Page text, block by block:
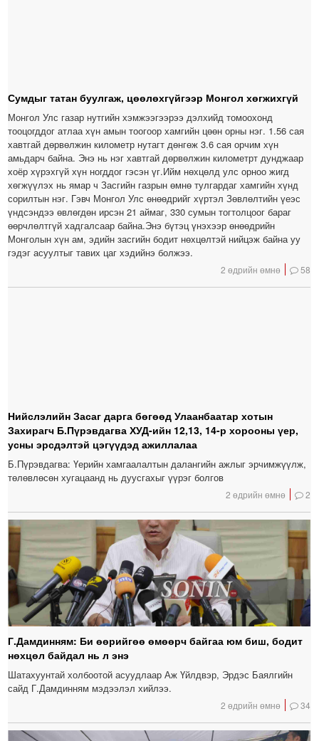
Сумдыг татан буулгаж, цөөлөхгүйгээр Монгол хөгжихгүй
Монгол Улс газар нутгийн хэмжээгээрээ дэлхийд томоохонд
тооцогддог атлаа хүн амын тоогоор хамгийн цөөн орны нэг. 1.56 сая
хавтгай дөрвөлжин километр нутагт дөнгөж 3.6 сая орчим хүн
амьдарч байна. Энэ нь нэг хавтгай дөрвөлжин километрт дунджаар
хоёр хүрэхгүй хүн ногддог гэсэн үг.Ийм нөхцөлд улс орноо жигд
хөгжүүлэх нь ямар ч Засгийн газрын өмнө тулгардаг хамгийн хүнд
сорилтын нэг. Гэвч Монгол Улс өнөөдрийг хүртэл Зөвлөлтийн үеэс
үндсэндээ өвлөгдөн ирсэн 21 аймаг, 330 сумын тогтолцоог бараг
өөрчлөлтгүй хадгалсаар байна.Энэ бүтэц үнэхээр өнөөдрийн
Монголын хүн ам, эдийн засгийн бодит нөхцөлтэй нийцэж байна уу
гэдэг асуултыг тавих цаг хэдийнэ болжээ.
2 өдрийн өмнө 58
Нийслэлийн Засаг дарга бөгөөд Улаанбаатар хотын
Захирагч Б.Пүрэвдагва ХУД-ийн 12,13, 14-р хорооны үер,
усны эрсдэлтэй цэгүүдэд ажиллалаа
Б.Пүрэвдагва: Үерийн хамгаалалтын далангийн ажлыг эрчимжүүлж,
төлөвлөсөн хугацаанд нь дуусгахыг үүрэг болгов
2 өдрийн өмнө 2
Г.Дамдинням: Би өөрийгөө өмөөрч байгаа юм биш, бодит
нөхцөл байдал нь л энэ
Шатахуунтай холбоотой асуудлаар Аж Үйлдвэр, Эрдэс Баялгийн
сайд Г.Дамдинням мэдээлэл хийлээ.
2 өдрийн өмнө 34